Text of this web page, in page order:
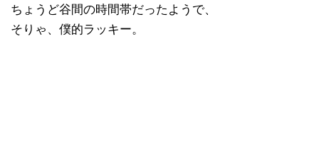
ちょうど谷間の時間帯だったようで、
そりゃ、僕的ラッキー。